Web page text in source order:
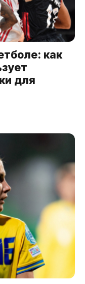
как
для